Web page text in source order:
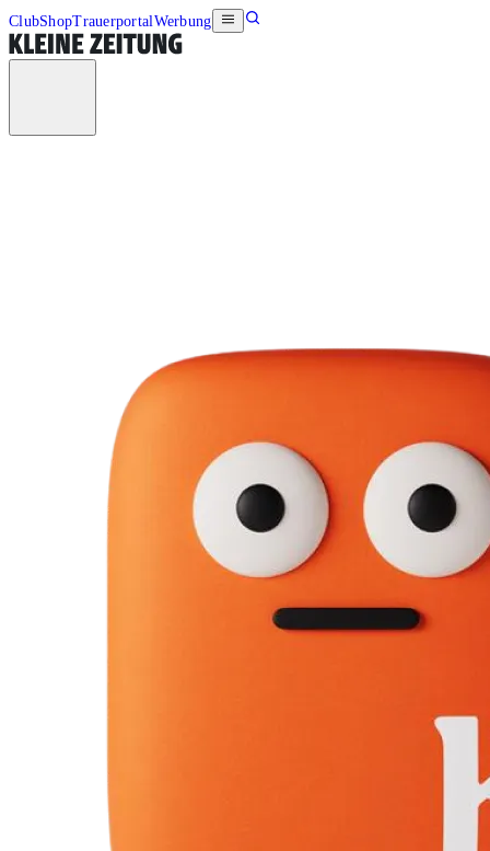
ClubShopTrauerportalWerbung